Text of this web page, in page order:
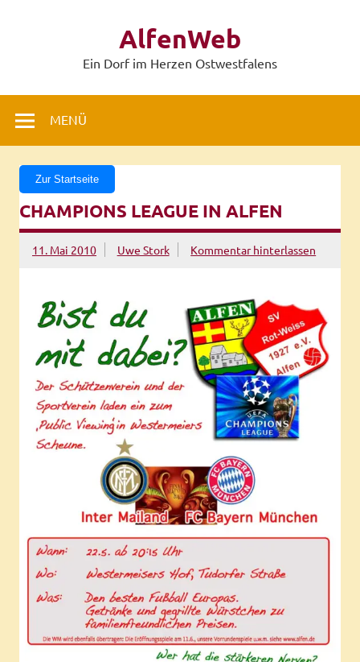
AlfenWeb
Ein Dorf im Herzen Ostwestfalens
MENÜ
Zur Startseite
CHAMPIONS LEAGUE IN ALFEN
11. Mai 2010 Uwe Stork Kommentar hinterlassen